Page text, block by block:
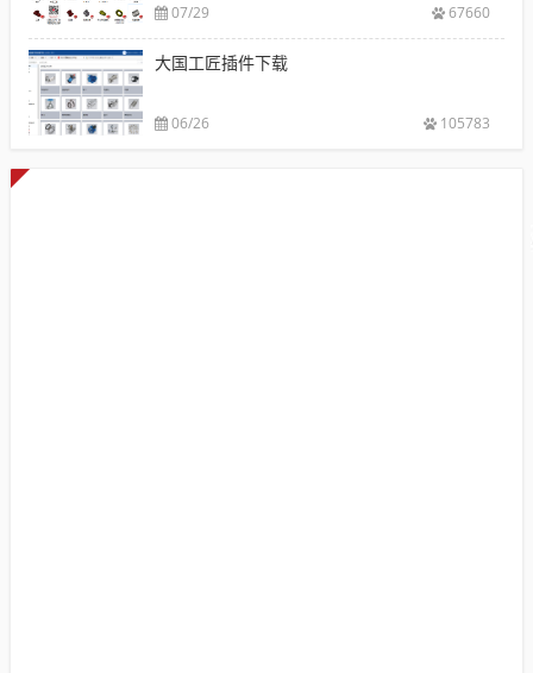
07/29 67660
大国工匠插件下载
06/26 105783